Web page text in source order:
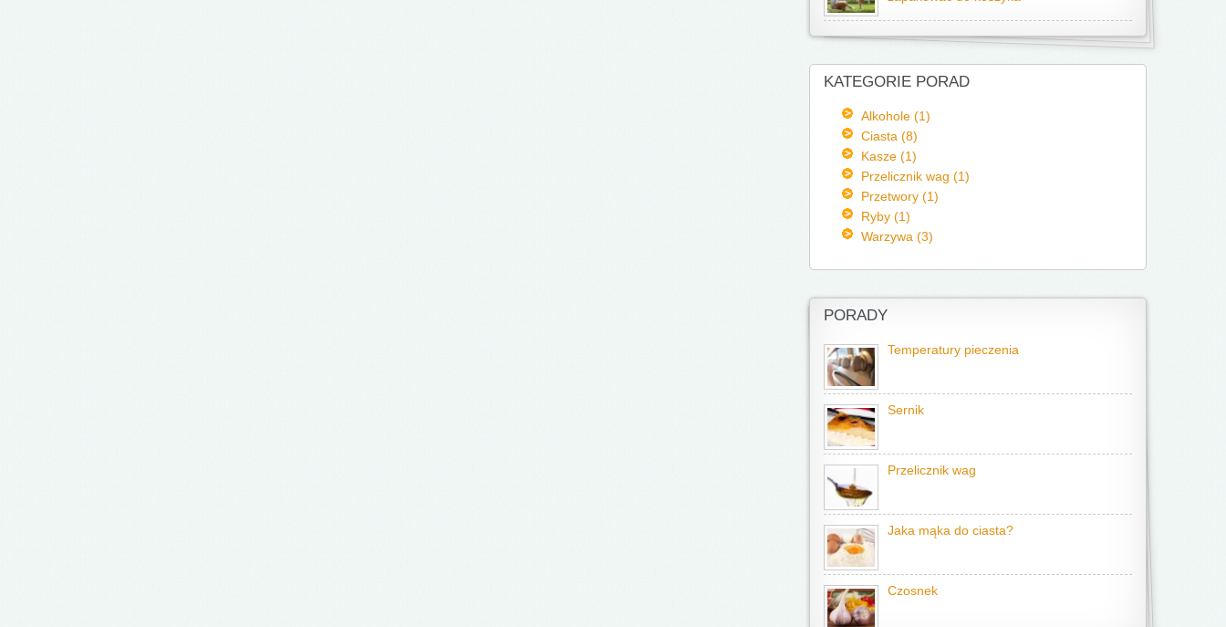
KATEGORIE PORAD
Alkohole (1)
Ciasta (8)
Kasze (1)
Przelicznik wag (1)
Przetwory (1)
Ryby (1)
Warzywa (3)
PORADY
Temperatury pieczenia
Sernik
Przelicznik wag
Jaka mąka do ciasta?
Czosnek